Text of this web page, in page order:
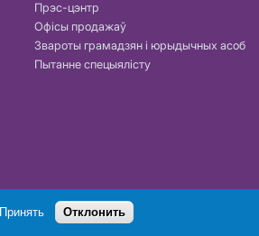
Прэс-цэнтр
Офісы продажаў
Звароты грамадзян і юрыдычных асоб
Пытанне спецыялісту
Пошук
Принять Отклонить